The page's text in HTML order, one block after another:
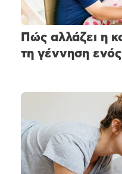
Πώς αλλάζει η
τη γέννηση